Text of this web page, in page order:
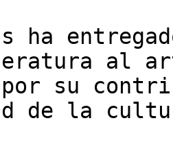
ha
al
por su
de la